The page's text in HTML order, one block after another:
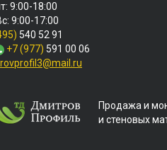
9:00-18:00
9:00-17:00
540 52 91
+7 (977) 591 00 06
Продажа и
и стеновых